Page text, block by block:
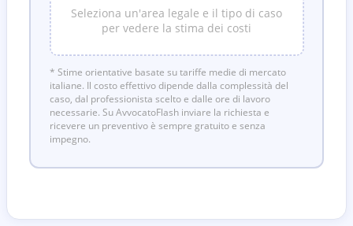
Seleziona un'area legale e il tipo di caso
per vedere la stima dei costi
* Stime orientative basate su tariffe medie di mercato
italiane. Il costo effettivo dipende dalla complessità del
caso, dal professionista scelto e dalle ore di lavoro
necessarie. Su AvvocatoFlash inviare la richiesta e
ricevere un preventivo è sempre gratuito e senza
impegno.